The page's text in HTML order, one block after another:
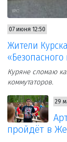
07 июня 12:50
Жители
«Безопасного
Куряне сломаю
коммутаторов.
29
пройдёт в